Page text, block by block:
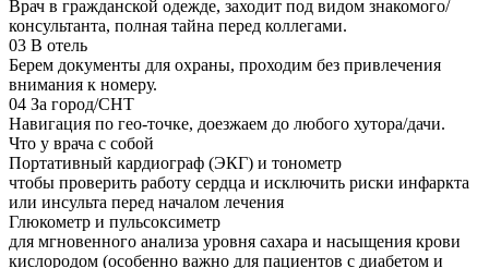
Врач в гражданской одежде, заходит под видом знакомого/
консультанта, полная тайна перед коллегами.
03 В отель
Берем документы для охраны, проходим без привлечения
внимания к номеру.
04 За город/СНТ
Навигация по гео-точке, доезжаем до любого хутора/дачи.
Что у врача с собой
Портативный кардиограф (ЭКГ) и тонометр
чтобы проверить работу сердца и исключить риски инфаркта
или инсульта перед началом лечения
Глюкометр и пульсоксиметр
для мгновенного анализа уровня сахара и насыщения крови
кислородом (особенно важно для пациентов с диабетом и